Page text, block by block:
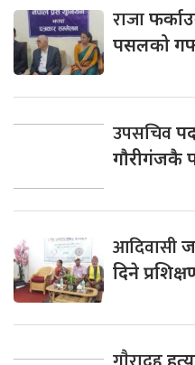
राजा
पसलको
उपसचिव
गाैरीगंजकै
आदिवासी
दिने